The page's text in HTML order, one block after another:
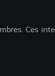
Ces